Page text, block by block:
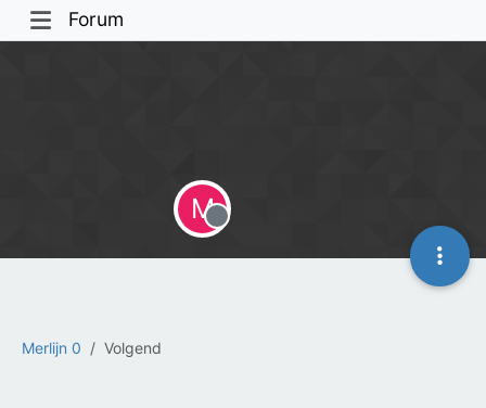
Forum
Merlijn 0 Volgend
M
Offline